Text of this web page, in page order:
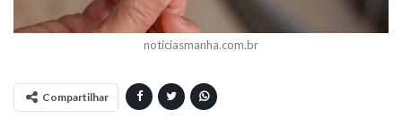
noticiasmanha.com.br
Compartilhar